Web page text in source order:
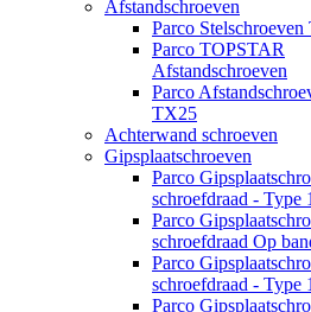
Afstandschroeven
Parco
Parco TOPSTAR
Afstandschroeven
Parco
TX25
Achterwand schroeven
Gipsplaatschroeven
Parco
schroefdraad - Type
Parco
schroefdraad Op
Parco
schroefdraad - Type
Parco